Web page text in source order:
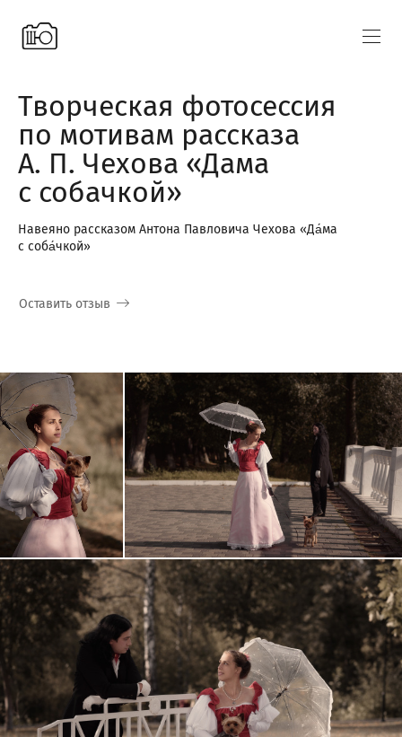
Творческая фотосессия
по мотивам рассказа
А. П. Чехова «Дама
с собачкой»
Навеяно рассказом Антона Павловича Чехова «Да́ма
с соба́чкой»
Оставить отзыв